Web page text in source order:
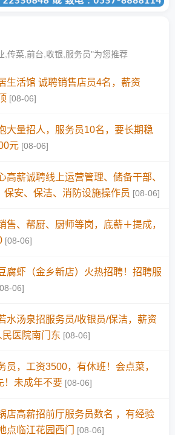
,传菜,前台,收银,服务员"为您推荐
生活馆 诚聘销售店员4名，薪资
[08-06]
大量招人，服务员10名，要长期稳
元 [08-06]
高薪诚聘线上运营管理、储备干部、
保安、保洁、消防设施操作员 [08-06]
售、帮厨、厨师等岗，底薪＋提成，
[08-06]
腐虾（金乡新店）火热招聘！招聘服
06]
水汤泉招服务员/收银员/保洁，薪资
医院南门东 [08-06]
员，工资3500，有休班！会点菜，
！未成年不要 [08-06]
店高薪招前厅服务员数名 ，有经验
点临江花园西门
[08-06]